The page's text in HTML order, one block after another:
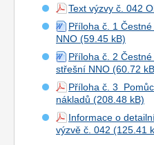
Text výzvy č. 042
Příloha č. 1
NNO
Příloha č. 2
střešní NNO
Příloha č. 3
nákladů
Informace o
výzvě č. 042